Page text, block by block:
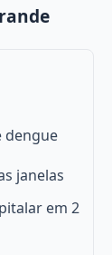
dengue
janelas
em 2